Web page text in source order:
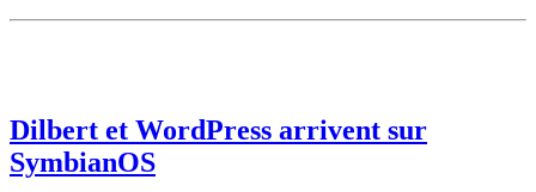
Dilbert et WordPress arrivent sur
SymbianOS